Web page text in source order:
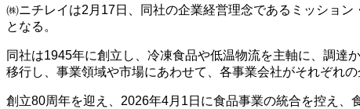
㈱ニチレイは2月17日、同社の企業経営理念であるミッショ
となる。
同社は1945年に創立し、冷凍食品や低温物流を主軸に、調達
移行し、事業領域や市場にあわせて、各事業会社がそれぞれ
創立80周年を迎え、2026年4月1日に食品事業の統合を控え